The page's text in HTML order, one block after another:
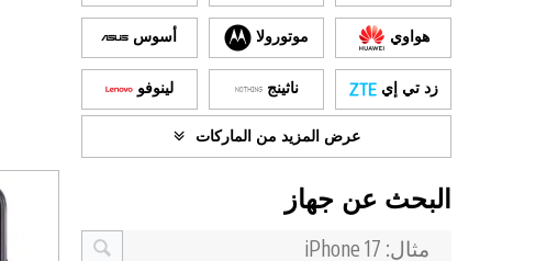
هواوي موتورولا أسوس
زد تي إي ناثينج لينوفو
عرض المزيد من الماركات
البحث عن جهاز